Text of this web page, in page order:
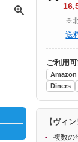
※
送
ご利用
Amazon
Diners
【ヴィ
複数の